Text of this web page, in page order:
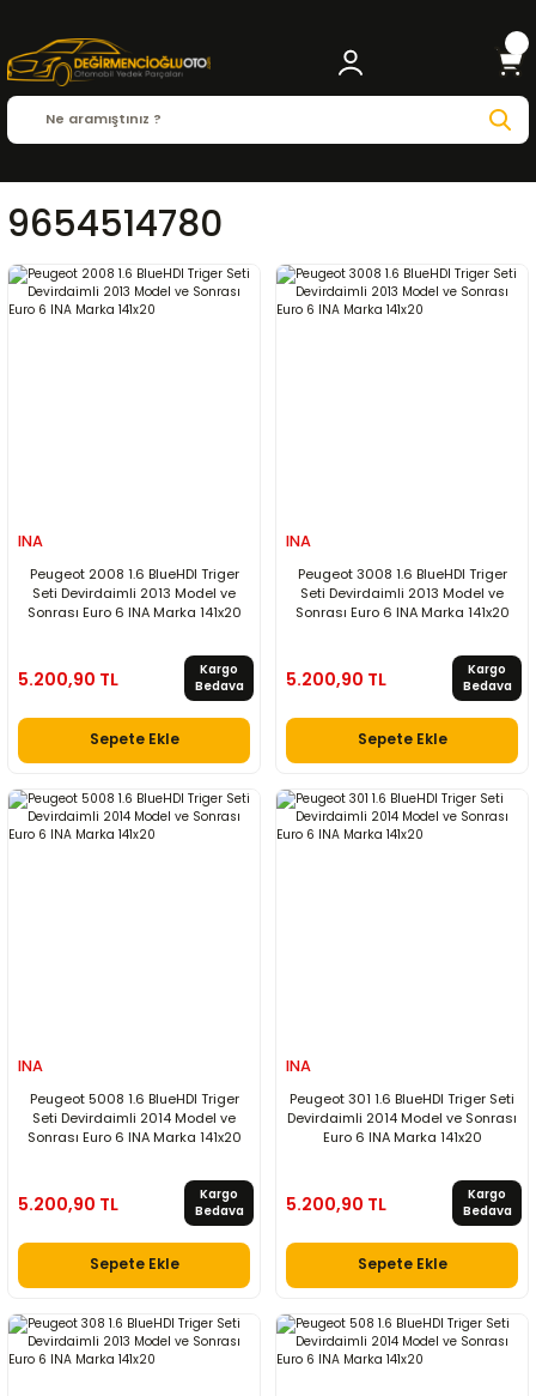
9654514780
INA
Peugeot 2008 1.6 BlueHDI Triger
Seti Devirdaimli 2013 Model ve
Sonrası Euro 6 INA Marka 141x20
5.200,90 TL
Kargo
Bedava
Sepete Ekle
INA
Peugeot 3008 1.6 BlueHDI Triger
Seti Devirdaimli 2013 Model ve
Sonrası Euro 6 INA Marka 141x20
5.200,90 TL
Kargo
Bedava
Sepete Ekle
INA
Peugeot 5008 1.6 BlueHDI Triger
Seti Devirdaimli 2014 Model ve
Sonrası Euro 6 INA Marka 141x20
5.200,90 TL
Kargo
Bedava
Sepete Ekle
INA
Peugeot 301 1.6 BlueHDI Triger Seti
Devirdaimli 2014 Model ve Sonrası
Euro 6 INA Marka 141x20
5.200,90 TL
Kargo
Bedava
Sepete Ekle